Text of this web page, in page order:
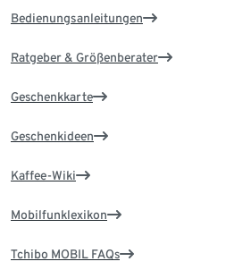
Bedienungsanleitungen
Ratgeber & Größenberater
Geschenkkarte
Geschenkideen
Kaffee-Wiki
Mobilfunklexikon
Tchibo MOBIL FAQs